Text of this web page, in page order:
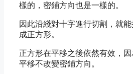
樣的，密鋪方向也是一樣的。
因此沿綫對十字進行切割，就能
成正方形。
正方形在平移之後依然有效，因
平移不改變密鋪方向。